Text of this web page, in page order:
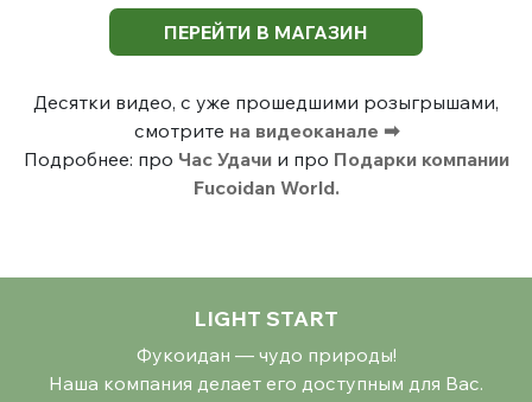
ПЕРЕЙТИ В МАГАЗИН
Десятки видео, с уже прошедшими розыгрышами,
смотрите на видеоканале ➡
Подробнее: про Час Удачии про Подарки компании
Fucoidan World.
LIGHT START
Фукоидан — чудо природы!
Наша компания делает его доступным для Вас.